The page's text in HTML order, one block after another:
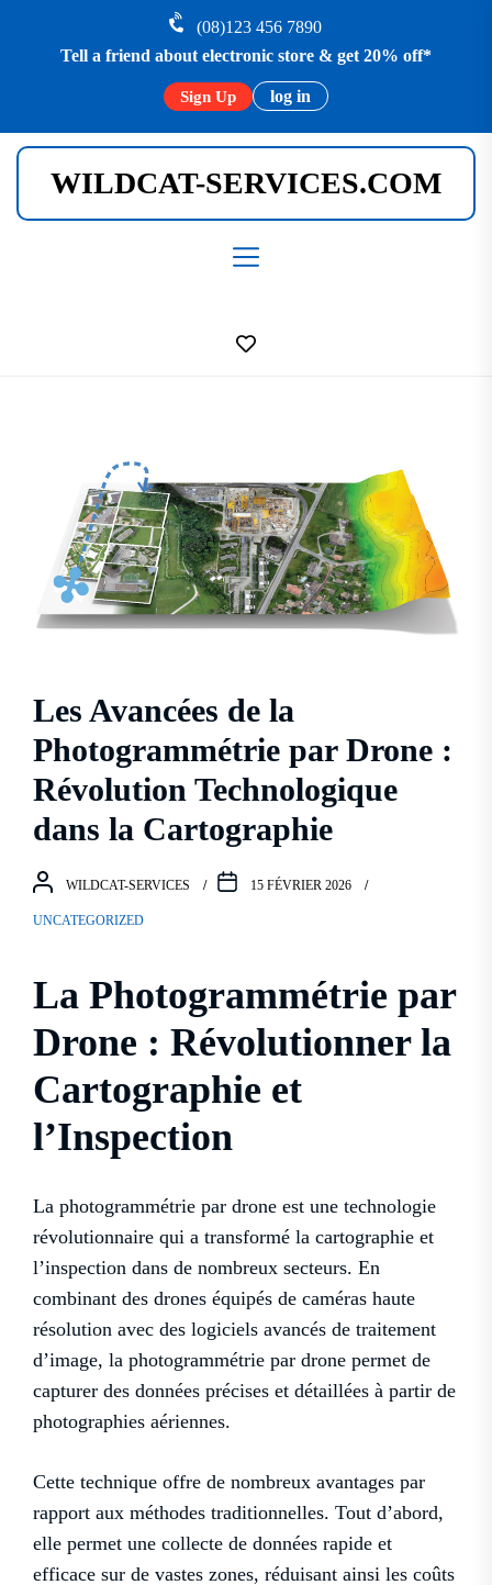
(08)123 456 7890
Tell a friend about electronic store & get 20% off*
Sign Up log in
WILDCAT-SERVICES.COM
Les Avancées de la
Photogrammétrie par Drone :
Révolution Technologique
dans la Cartographie
WILDCAT-SERVICES 15 FÉVRIER 2026
UNCATEGORIZED
La Photogrammétrie par
Drone : Révolutionner la
Cartographie et
l’Inspection
La photogrammétrie par drone est une technologie
révolutionnaire qui a transformé la cartographie et
l’inspection dans de nombreux secteurs. En
combinant des drones équipés de caméras haute
résolution avec des logiciels avancés de traitement
d’image, la photogrammétrie par drone permet de
capturer des données précises et détaillées à partir de
photographies aériennes.
Cette technique offre de nombreux avantages par
rapport aux méthodes traditionnelles. Tout d’abord,
elle permet une collecte de données rapide et
efficace sur de vastes zones, réduisant ainsi les coûts